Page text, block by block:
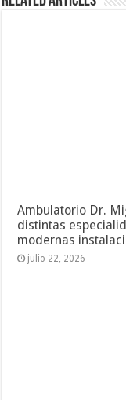
Ambulatorio Dr.
distintas
modernas
julio 22, 2026